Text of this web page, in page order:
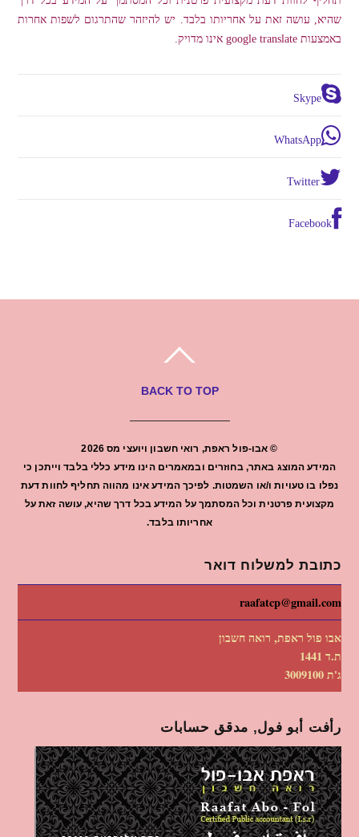
שהיא, עושה זאת על אחריותו בלבד. יש להיזהר שהתרגום לשפות אחרות
באמצעות google translate אינו מדויק.
Skype
WhatsApp
Twitter
Facebook
BACK TO TOP
© אבו-פול ראפת, רואי חשבון ויועצי מס2026
המידע המוצג באתר, בחוזרים ובמאמרים הינו מידע כללי בלבד וייתכן כי
נפלו בו טעויות ו/או השמטות. לפיכך המידע אינו מהווה תחליף לחוות דעת
מקצועית פרטנית וכל המסתמך על המידע בכל דרך שהיא, עושה זאת על
אחריותו בלבד.
כתובת למשלוח דואר
raafatcp@gmail.com
אבו פול ראפת, רואה חשבון
ת.ד 1441
ג'ת 3009100
رأفت أبو فول, مدقق حسابات